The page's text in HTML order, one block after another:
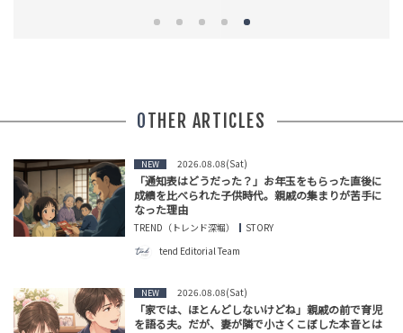
OTHER ARTICLES
NEW 2026.08.08(Sat)
「通知表はどうだった？」お年玉をもらった直後に
成績を比べられた子供時代。親戚の集まりが苦手に
なった理由
TREND（トレンド深堀）
STORY
tend Editorial Team
NEW 2026.08.08(Sat)
「家では、ほとんどしないけどね」親戚の前で育児
を語る夫。だが、妻が隣で小さくこぼした本音とは